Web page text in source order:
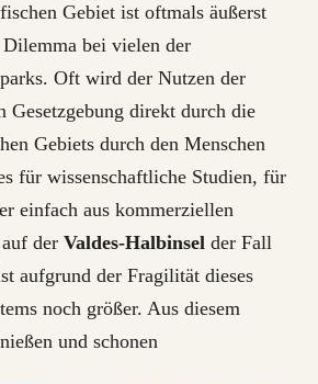
Gebiet ist oftmals äußerst
bei vielen der
Oft wird der Nutzen der
Gesetzgebung direkt durch die
Gebiets durch den Menschen
für wissenschaftliche Studien, für
einfach aus kommerziellen
der Valdes-Halbinselder Fall
aufgrund der Fragilität dieses
noch größer. Aus diesem
und schonen